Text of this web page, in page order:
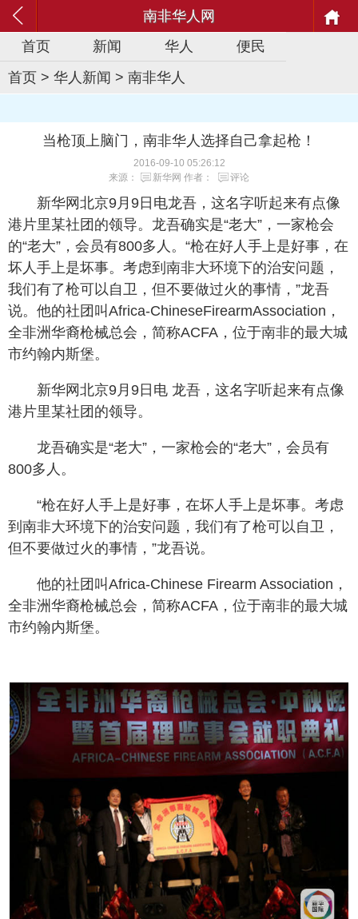
南非华人网
首页
新闻 华人
便民
首页 > 华人新闻 > 南非华人
当枪顶上脑门，南非华人选择自己拿起枪！
2016-09-10 05:26:12
来源：
新华网 作者： 评论
新华网北京9月9日电龙吾，这名字听起来有点像
港片里某社团的领导。龙吾确实是“老大”，一家枪会
的“老大”，会员有800多人。“枪在好人手上是好事，在
坏人手上是坏事。考虑到南非大环境下的治安问题，
我们有了枪可以自卫，但不要做过火的事情，”龙吾
说。他的社团叫Africa-ChineseFirearmAssociation，
全非洲华裔枪械总会，简称ACFA，位于南非的最大城
市约翰内斯堡。
新华网北京9月9日电 龙吾，这名字听起来有点像
港片里某社团的领导。
龙吾确实是“老大”，一家枪会的“老大”，会员有
800多人。
“枪在好人手上是好事，在坏人手上是坏事。考虑
到南非大环境下的治安问题，我们有了枪可以自卫，
但不要做过火的事情，”龙吾说。
他的社团叫Africa-Chinese Firearm Association，
全非洲华裔枪械总会，简称ACFA，位于南非的最大城
市约翰内斯堡。